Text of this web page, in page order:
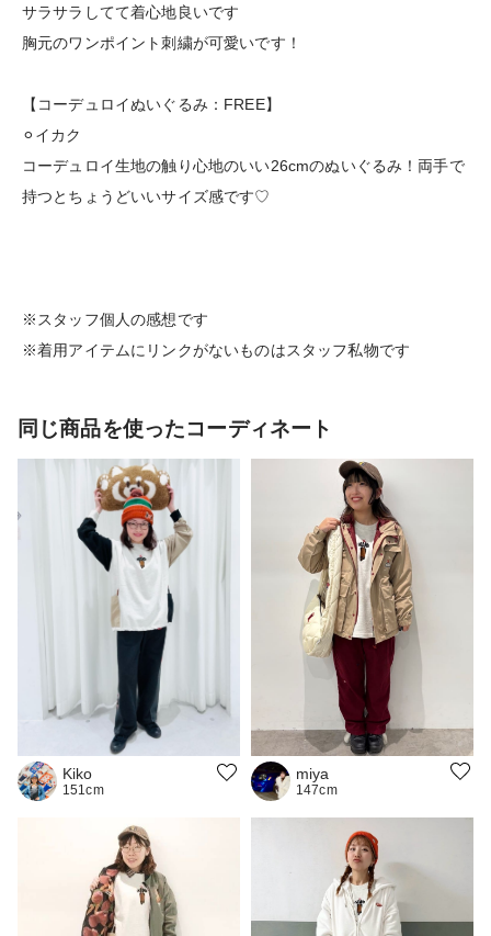
サラサラしてて着心地良いです
胸元のワンポイント刺繍が可愛いです！
【コーデュロイぬいぐるみ：FREE】
⚪︎イカク
コーデュロイ生地の触り心地のいい26cmのぬいぐるみ！両手で
持つとちょうどいいサイズ感です♡
※スタッフ個人の感想です
※着用アイテムにリンクがないものはスタッフ私物です
同じ商品を使ったコーディネート
Kiko
151cm
miya
147cm